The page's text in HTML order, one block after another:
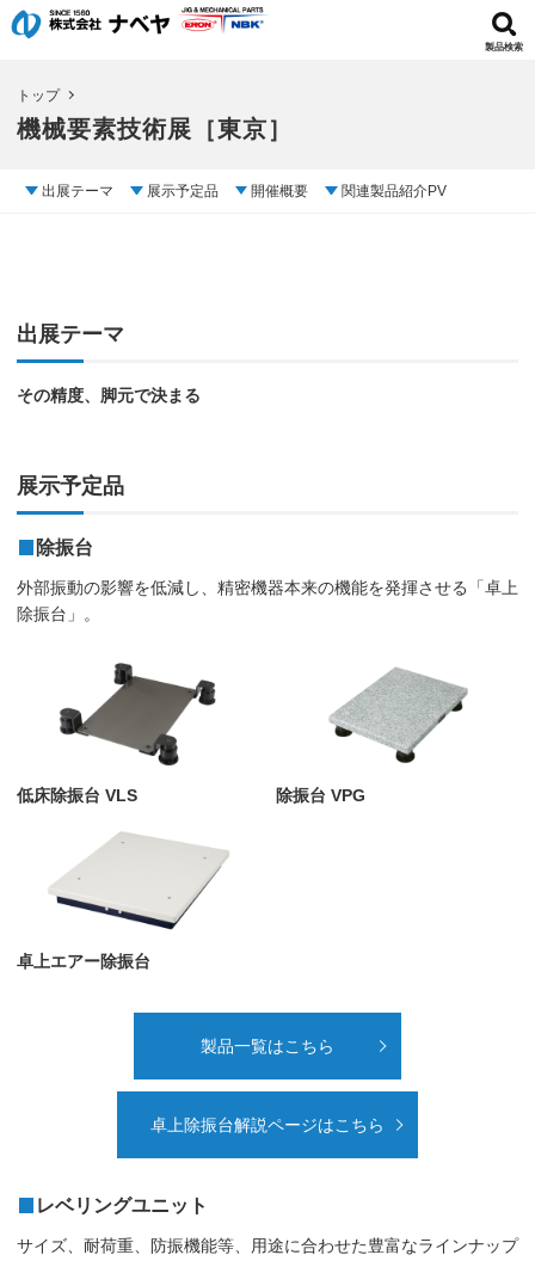
製品検索
トップ
機械要素技術展［東京］
出展テーマ 展示予定品 開催概要 関連製品紹介PV
出展テーマ
その精度、脚元で決まる
展示予定品
除振台
外部振動の影響を低減し、精密機器本来の機能を発揮させる「卓上
除振台」。
低床除振台 VLS 除振台 VPG
卓上エアー除振台
製品一覧はこちら
卓上除振台解説ページはこちら
レベリングユニット
サイズ、耐荷重、防振機能等、用途に合わせた豊富なラインナップ